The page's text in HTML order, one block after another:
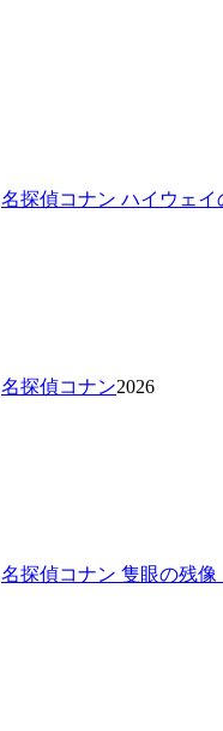
名探偵コナン ハイウェイ
名探偵コナン2026
名探偵コナン 隻眼の残像